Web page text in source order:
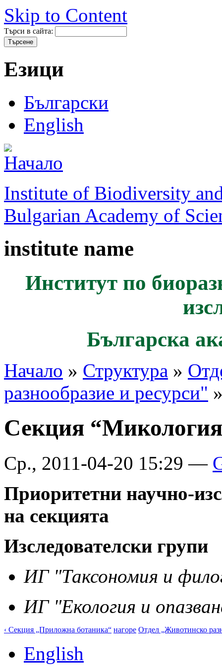
Skip to Content
Търси в сайта:
Езици
Български
English
Institute of Biodiversity
Bulgarian Academy of
institute name
Институт по
Българска
Начало » Структура »
разнообразие и ресурси"
Секция
Ср., 2011-04-20 15:29 —
Приоритетни научно-
на секцията
Изследователски групи
ИГ "Таксономия и
ИГ "Екология и
‹ Секция „Приложна ботаника“ нагоре Отдел „Животинско
English